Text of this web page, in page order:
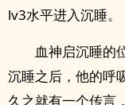
lv3水平进入沉睡。
血神启沉睡的
沉睡之后，他的呼
久之就有一个传言